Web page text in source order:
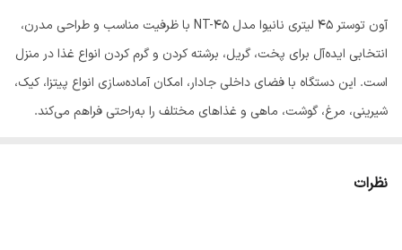
ابعاد 140*120*60 سانتی‌متر
شناسه کالا 2901348700707
آون توستر ۴۵ لیتری نانیوا مدل NT-45 با ظرفیت مناسب و طراحی مدرن،
انتخابی ایده‌آل برای پخت، گریل، برشته کردن و گرم کردن انواع غذا در منزل
است. این دستگاه با فضای داخلی جادار، امکان آماده‌سازی انواع پیتزا، کیک،
شیرینی، مرغ، گوشت، ماهی و غذاهای مختلف را به‌راحتی فراهم می‌کند.
دارند. کیفیت ساخت مطلوب، طراحی زیبا و استفاده راحت، این محصول را
نظرات